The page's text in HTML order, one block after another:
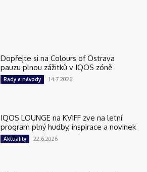
Dopřejte si na Colours of Ostrava
pauzu plnou zážitků v IQOS zóně
Rady a návody 14.7.2026
IQOS LOUNGE na KVIFF zve na letní
program plný hudby, inspirace a novinek
Aktuality 22.6.2026